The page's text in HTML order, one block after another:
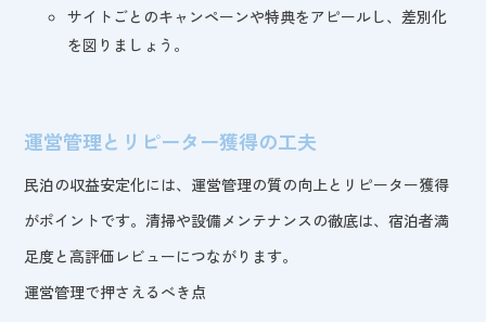
サイトごとのキャンペーンや特典をアピールし、差別化
を図りましょう。
運営管理とリピーター獲得の工夫
民泊の収益安定化には、運営管理の質の向上とリピーター獲得
がポイントです。清掃や設備メンテナンスの徹底は、宿泊者満
足度と高評価レビューにつながります。
運営管理で押さえるべき点